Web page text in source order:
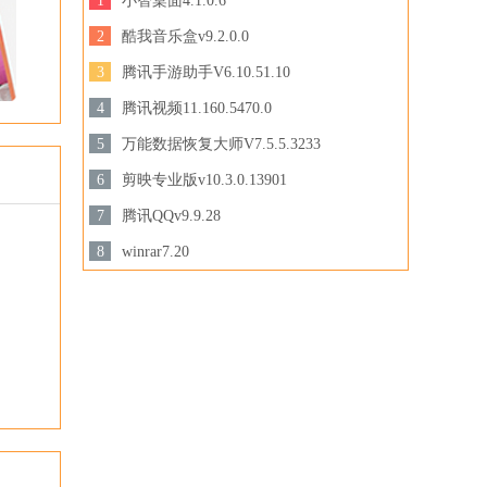
129 MB /
下载
2
酷我音乐盒v9.2.0.0
44.8MB /
3
腾讯手游助手V6.10.51.10
3.44 MB /
下载
4
腾讯视频11.160.5470.0
158.47 MB /
5
万能数据恢复大师V7.5.5.3233
3.28MB /
6
剪映专业版v10.3.0.13901
694.78 MB /
下载
7
腾讯QQv9.9.28
201.87MB /
8
winrar7.20